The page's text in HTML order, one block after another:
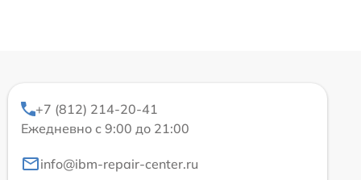
+7 (812) 214-20-41
Ежедневно с 9:00 до 21:00
info@ibm-repair-center.ru